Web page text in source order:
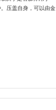
压盖自身，可以由金